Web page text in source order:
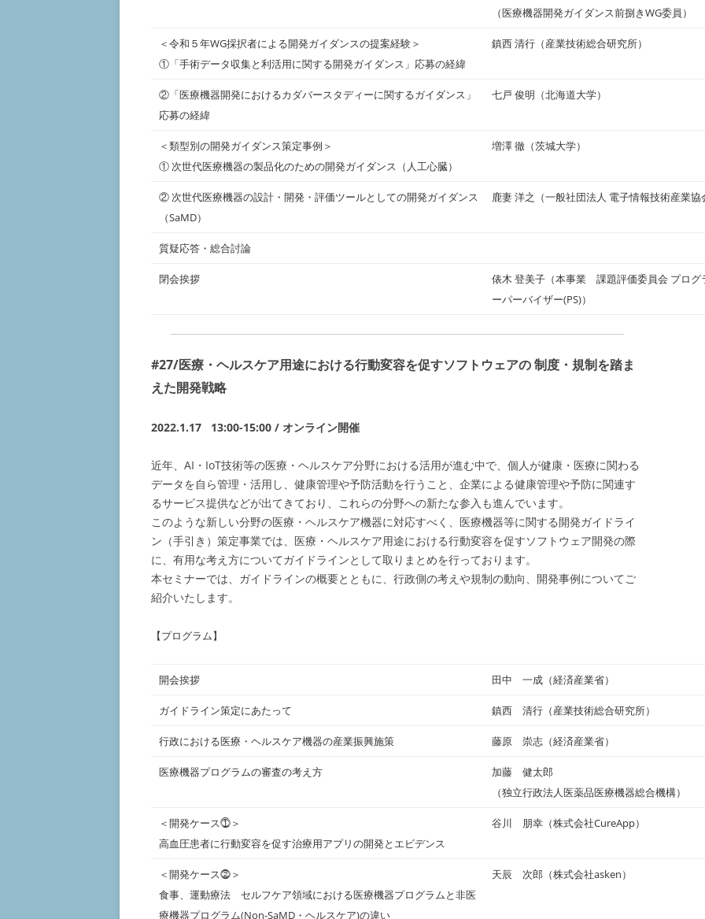
（医療機器開発ガイダンス前捌きWG委員）
＜令和５年WG採択者による開発ガイダンスの提案経験＞
①「手術データ収集と利活用に関する開発ガイダンス」応募の経緯
鎮西 清行（産業技術総合研究所）
②「医療機器開発におけるカダバースタディーに関するガイダンス」
応募の経緯
七戸 俊明（北海道大学）
＜類型別の開発ガイダンス策定事例＞
① 次世代医療機器の製品化のための開発ガイダンス（人工心臓）
増澤 徹（茨城大学）
② 次世代医療機器の設計・開発・評価ツールとしての開発ガイダンス
（SaMD）
鹿妻 洋之（一般社団法人 電子情報技術産業協
質疑応答・総合討論
閉会挨拶
俵木 登美子（本事業 課題評価委員会 プログ
ーパーバイザー(PS)）
#27/医療・ヘルスケア用途における行動変容を促すソフトウェアの 制度・規制を踏ま
えた開発戦略
2022.1.17 13:00-15:00 / オンライン開催
近年、AI・IoT技術等の医療・ヘルスケア分野における活用が進む中で、個人が健康・医療に関わる
データを自ら管理・活用し、健康管理や予防活動を行うこと、企業による健康管理や予防に関連す
るサービス提供などが出てきており、これらの分野への新たな参入も進んでいます。
このような新しい分野の医療・ヘルスケア機器に対応すべく、医療機器等に関する開発ガイドライ
ン（手引き）策定事業では、医療・ヘルスケア用途における行動変容を促すソフトウェア開発の際
に、有用な考え方についてガイドラインとして取りまとめを行っております。
本セミナーでは、ガイドラインの概要とともに、行政側の考えや規制の動向、開発事例についてご
紹介いたします。
【プログラム】
開会挨拶 田中 一成（経済産業省）
ガイドライン策定にあたって 鎮西 清行（産業技術総合研究所）
行政における医療・ヘルスケア機器の産業振興施策 藤原 崇志（経済産業省）
医療機器プログラムの審査の考え方
加藤 健太郎
（独立行政法人医薬品医療機器総合機構）
＜開発ケース⓵＞
高血圧患者に行動変容を促す治療用アプリの開発とエビデンス
谷川 朋幸（株式会社CureApp）
＜開発ケース⓶＞
食事、運動療法 セルフケア領域における医療機器プログラムと非医
療機器プログラム(Non-SaMD・ヘルスケア)の違い
天辰 次郎（株式会社asken）